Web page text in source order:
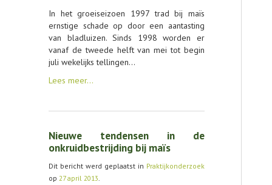
CONTACT
In het groeiseizoen 1997 trad bij maïs
ernstige schade op door een aantasting
van bladluizen. Sinds 1998 worden er
vanaf de tweede helft van mei tot begin
juli wekelijks tellingen…
Lees meer…
Nieuwe tendensen in de
onkruidbestrijding bij maïs
Dit bericht werd geplaatst in Praktijkonderzoek
op 27 april 2013.